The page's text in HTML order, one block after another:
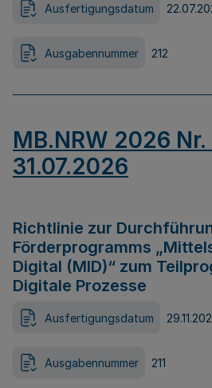
Ausfertigungsdatum
Ausgabennummer 212
MB.NRW 2026 Nr.
31.07.2026
Richtlinie zur
Förderprogramms
Digital (MID)“ zum
Digitale Prozesse
Ausfertigungsdatum
Ausgabennummer 211